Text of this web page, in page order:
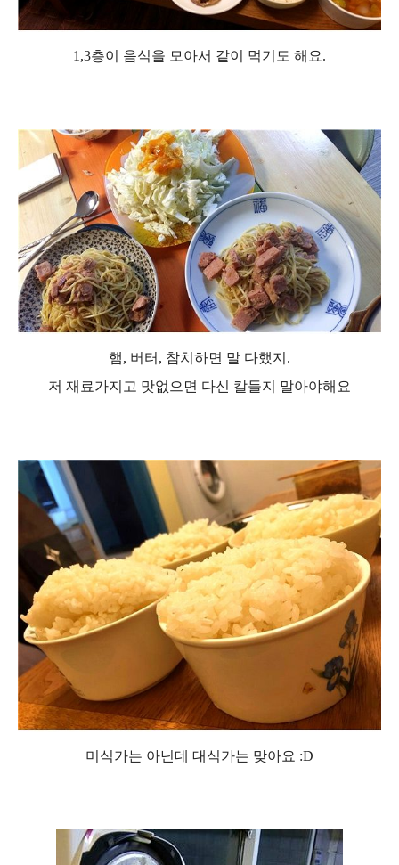
1,3층이 음식을 모아서 같이 먹기도 해요.
햄, 버터, 참치 하면 말 다했지.
저 재료가지고 맛없으면 다신 칼들지 말아야해요
미식가는 아닌데 대식가는 맞아요 :D